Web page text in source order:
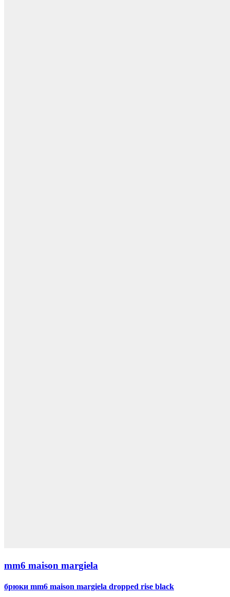
mm6 maison margiela
брюки mm6 maison margiela dropped rise black